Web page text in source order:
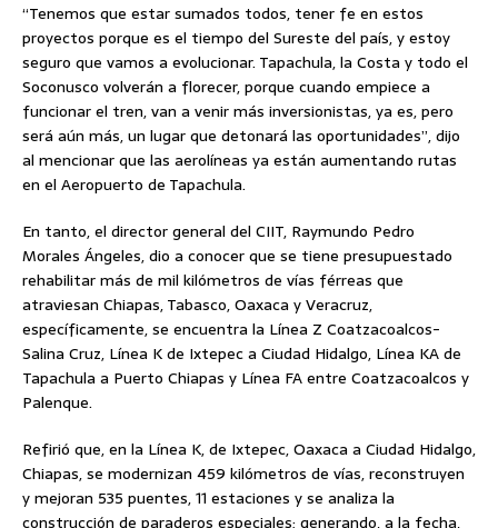
“Tenemos que estar sumados todos, tener fe en estos
proyectos porque es el tiempo del Sureste del país, y estoy
seguro que vamos a evolucionar. Tapachula, la Costa y todo el
Soconusco volverán a florecer, porque cuando empiece a
funcionar el tren, van a venir más inversionistas, ya es, pero
será aún más, un lugar que detonará las oportunidades”, dijo
al mencionar que las aerolíneas ya están aumentando rutas
en el Aeropuerto de Tapachula.
En tanto, el director general del CIIT, Raymundo Pedro
Morales Ángeles, dio a conocer que se tiene presupuestado
rehabilitar más de mil kilómetros de vías férreas que
atraviesan Chiapas, Tabasco, Oaxaca y Veracruz,
específicamente, se encuentra la Línea Z Coatzacoalcos-
Salina Cruz, Línea K de Ixtepec a Ciudad Hidalgo, Línea KA de
Tapachula a Puerto Chiapas y Línea FA entre Coatzacoalcos y
Palenque.
Refirió que, en la Línea K, de Ixtepec, Oaxaca a Ciudad Hidalgo,
Chiapas, se modernizan 459 kilómetros de vías, reconstruyen
y mejoran 535 puentes, 11 estaciones y se analiza la
construcción de paraderos especiales; generando, a la fecha,